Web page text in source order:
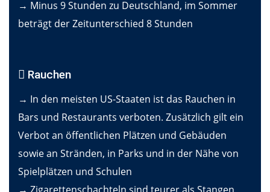
→ Minus 9 Stunden zu Deutschland, im Sommer
beträgt der Zeitunterschied 8 Stunden
Rauchen
→ In den meisten US-Staaten ist das Rauchen in
Bars und Restaurants verboten. Zusätzlich gilt ein
Verbot an öffentlichen Plätzen und Gebäuden
sowie an Stränden, in Parks und in der Nähe von
Spielplätzen und Schulen